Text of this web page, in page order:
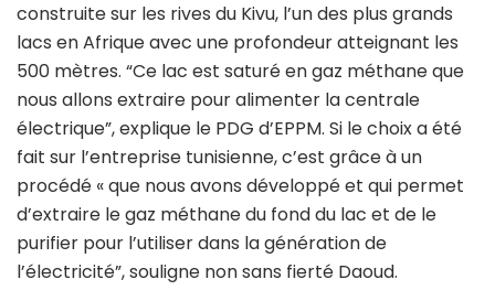
construite sur les rives du Kivu, l’un des plus grands
lacs en Afrique avec une profondeur atteignant les
500 mètres. “Ce lac est saturé en gaz méthane que
nous allons extraire pour alimenter la centrale
électrique”, explique le PDG d’EPPM. Si le choix a été
fait sur l’entreprise tunisienne, c’est grâce à un
procédé « que nous avons développé et qui permet
d’extraire le gaz méthane du fond du lac et de le
purifier pour l’utiliser dans la génération de
l’électricité”, souligne non sans fierté Daoud.